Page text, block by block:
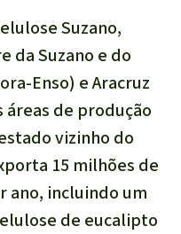
Suzano,
da Suzano e do
Enso) e Aracruz
áreas de produção
vizinho do
15 milhões de
ano, incluindo um
de eucalipto